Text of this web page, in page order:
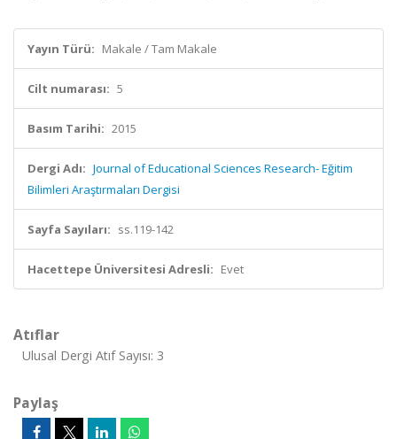
Yayın Türü: Makale / Tam Makale
Cilt numarası: 5
Basım Tarihi: 2015
Dergi Adı: Journal of Educational Sciences Research- Eğitim
Bilimleri Araştırmaları Dergisi
Sayfa Sayıları: ss.119-142
Hacettepe Üniversitesi Adresli: Evet
Atıflar
Ulusal Dergi Atıf Sayısı: 3
Paylaş